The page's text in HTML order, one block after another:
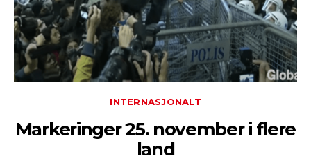
INTERNASJONALT
Markeringer 25. november i flere
land